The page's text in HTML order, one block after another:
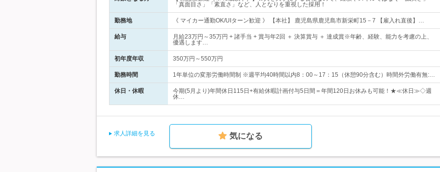
「真面目さ」「素直さ」など、人となりを重視した採用！
勤務地 《 マイカー通勤OK/UIターン歓迎 》 【本社】 鹿児島県鹿児島市新栄町15－7 【雇入れ直後】…
給与
月給23万円～35万円 + 諸手当 + 賞与年2回 ＋ 決算賞与 ＋ 達成賞※年齢、経験、能力を考慮の上、
優遇します…
初年度年収 350万円～550万円
勤務時間 1年単位の変形労働時間制 ※週平均40時間以内8：00～17：15（休憩90分含む）時間外労働有無:…
休日・休暇
今期(5月より)年間休日115日+有給休暇計画付与5日間＝年間120日お休みも可能！★≪休日≫◇週
休…
求人詳細を見る 気になる